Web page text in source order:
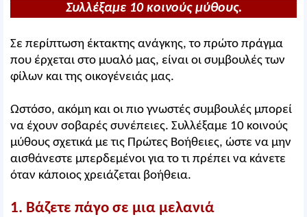
Συλλέξαμε 10 κοινούς μύθους.
Σε περίπτωση έκτακτης ανάγκης, το πρώτο πράγμα
που έρχεται στο μυαλό μας, είναι οι συμβουλές των
φίλων και της οικογένειάς μας.
Ωστόσο, ακόμη και οι πιο γνωστές συμβουλές μπορεί
να έχουν σοβαρές συνέπειες. Συλλέξαμε 10 κοινούς
μύθους σχετικά με τις Πρώτες Βοήθειες, ώστε να μην
αισθάνεστε μπερδεμένοι για το τι πρέπει να κάνετε
όταν κάποιος χρειάζεται βοήθεια.
1. Βάζετε πάγο σε μια μελανιά